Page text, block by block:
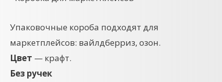
Упаковочные короба подходят для
маркетплейсов: вайлдберриз, озон.
Цвет — крафт.
Без ручек